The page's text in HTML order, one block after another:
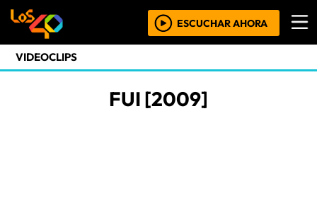
ESCUCHAR AHORA
VIDEOCLIPS
FUI [2009]